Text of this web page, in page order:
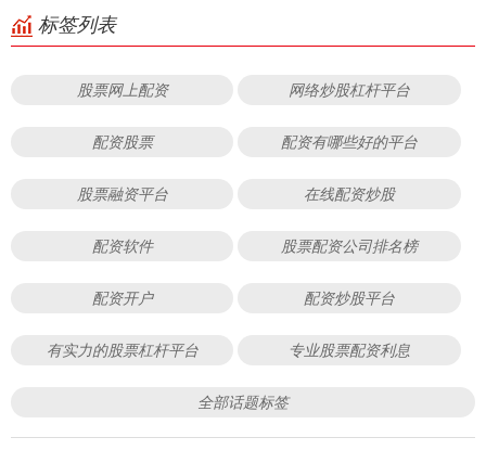
标签列表
股票网上配资 网络炒股杠杆平台
配资股票 配资有哪些好的平台
股票融资平台 在线配资炒股
配资软件 股票配资公司排名榜
配资开户 配资炒股平台
有实力的股票杠杆平台 专业股票配资利息
全部话题标签